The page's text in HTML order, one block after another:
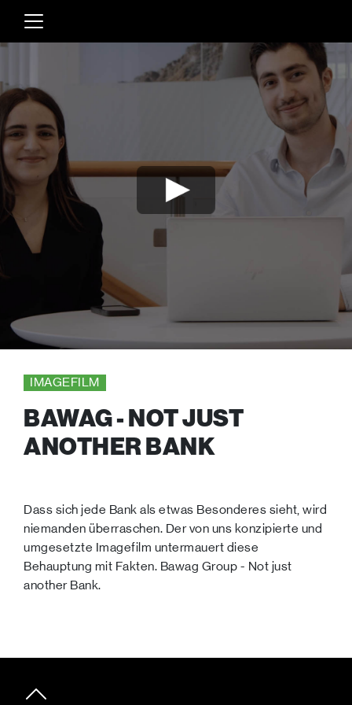
IMAGEFILM
BAWAG - NOT JUST
ANOTHER BANK
Dass sich jede Bank als etwas Besonderes sieht, wird
niemanden überraschen. Der von uns konzipierte und
umgesetzte Imagefilm untermauert diese
Behauptung mit Fakten. Bawag Group - Not just
another Bank.